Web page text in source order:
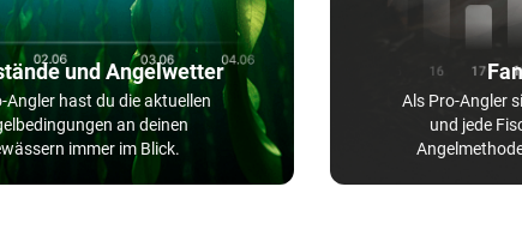
und Angelwetter
Angler hast du die aktuellen
an deinen
immer im Blick.
Als Pro-Angler
und jede